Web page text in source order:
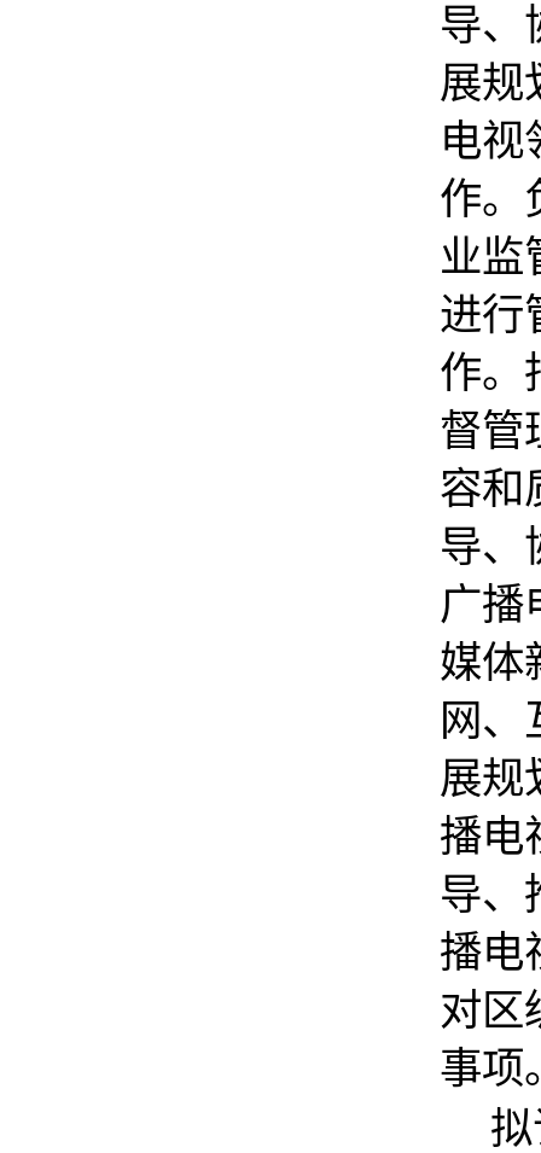
导、
展规
电视
作。
业监
进行
作。
督管
容和
导、
广播
媒体
网、
展规
播电
导、
播电
对区
事项